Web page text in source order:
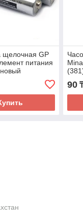
щелочная GP
питания
90